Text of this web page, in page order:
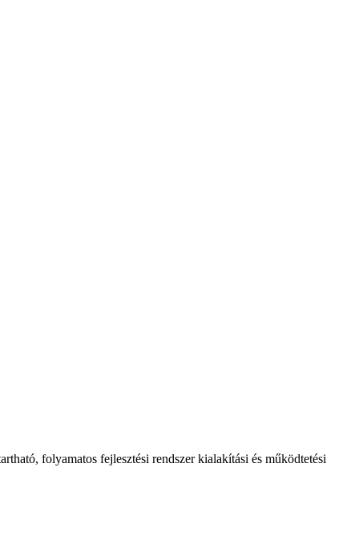
folyamatos fejlesztési rendszer kialakítási és működtetési